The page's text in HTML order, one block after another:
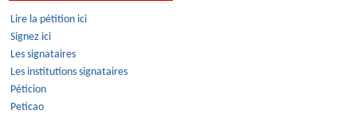
Lire la pétition ici
Signez ici
Les signataires
Les institutions signataires
Péticion
Peticao